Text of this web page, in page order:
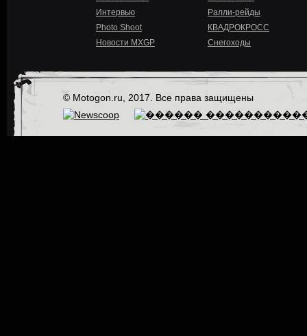
Интервью
Photo Shoot
Новости MXGP
Ралли-рейды
КВАДРОКРОСС
Снегоходы
© Motogon.ru, 2017. Все права защищены